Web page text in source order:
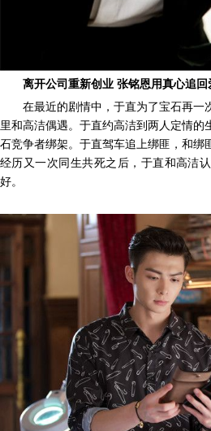
离开公司重新创业 张铭恩用真心追回
在最近的剧情中，于直为了宝石再一
里和高洁偶遇。于直约高洁到两人定情的
石竞争者绑架。于直驾车追上绑匪，和绑
经历又一次同生共死之后，于直和高洁
好。